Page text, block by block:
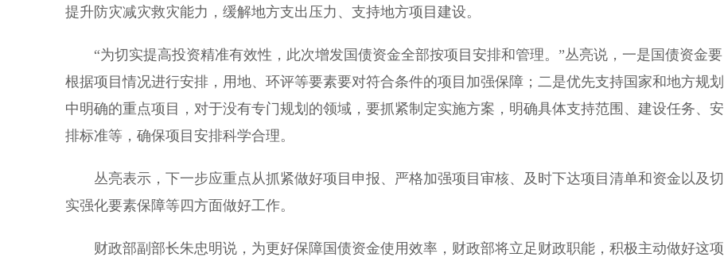
提升防灾减灾救灾能力，缓解地方支出压力、支持地方项目建设。
“为切实提高投资精准有效性，此次增发国债资金全部按项目安排和管理。”丛亮说，一是国债资金要
根据项目情况进行安排，用地、环评等要素要对符合条件的项目加强保障；二是优先支持国家和地方规划
中明确的重点项目，对于没有专门规划的领域，要抓紧制定实施方案，明确具体支持范围、建设任务、安
排标准等，确保项目安排科学合理。
丛亮表示，下一步应重点从抓紧做好项目申报、严格加强项目审核、及时下达项目清单和资金以及切
实强化要素保障等四方面做好工作。
财政部副部长朱忠明说，为更好保障国债资金使用效率，财政部将立足财政职能，积极主动做好这项